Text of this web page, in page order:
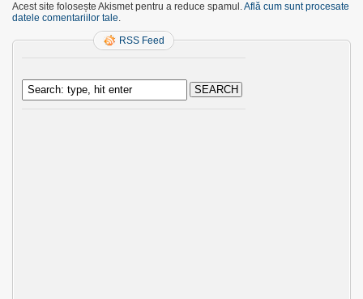
Acest site folosește Akismet pentru a reduce spamul.Află cum sunt procesate
datele comentariilor tale.
RSS Feed